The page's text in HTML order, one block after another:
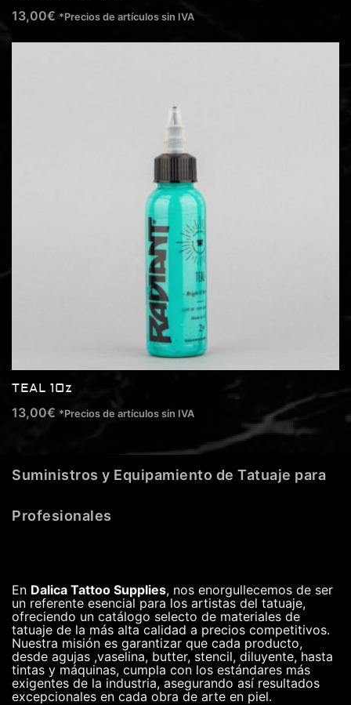
13,00€ *Precios de artículos sin IVA
TEAL 1Oz
13,00€ *Precios de artículos sin IVA
Suministros y Equipamiento de Tatuaje para
Profesionales
En Dalica Tattoo Supplies, nos enorgullecemos de ser
un referente esencial para los artistas del tatuaje,
ofreciendo un catálogo selecto de materiales de
tatuaje de la más alta calidad a precios competitivos.
Nuestra misión es garantizar que cada producto,
desde agujas ,vaselina, butter, stencil, diluyente, hasta
tintas y máquinas, cumpla con los estándares más
exigentes de la industria, asegurando así resultados
excepcionales en cada obra de arte en piel.